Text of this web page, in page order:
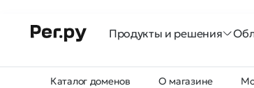
Продукты и решения
Каталог доменов О магазине